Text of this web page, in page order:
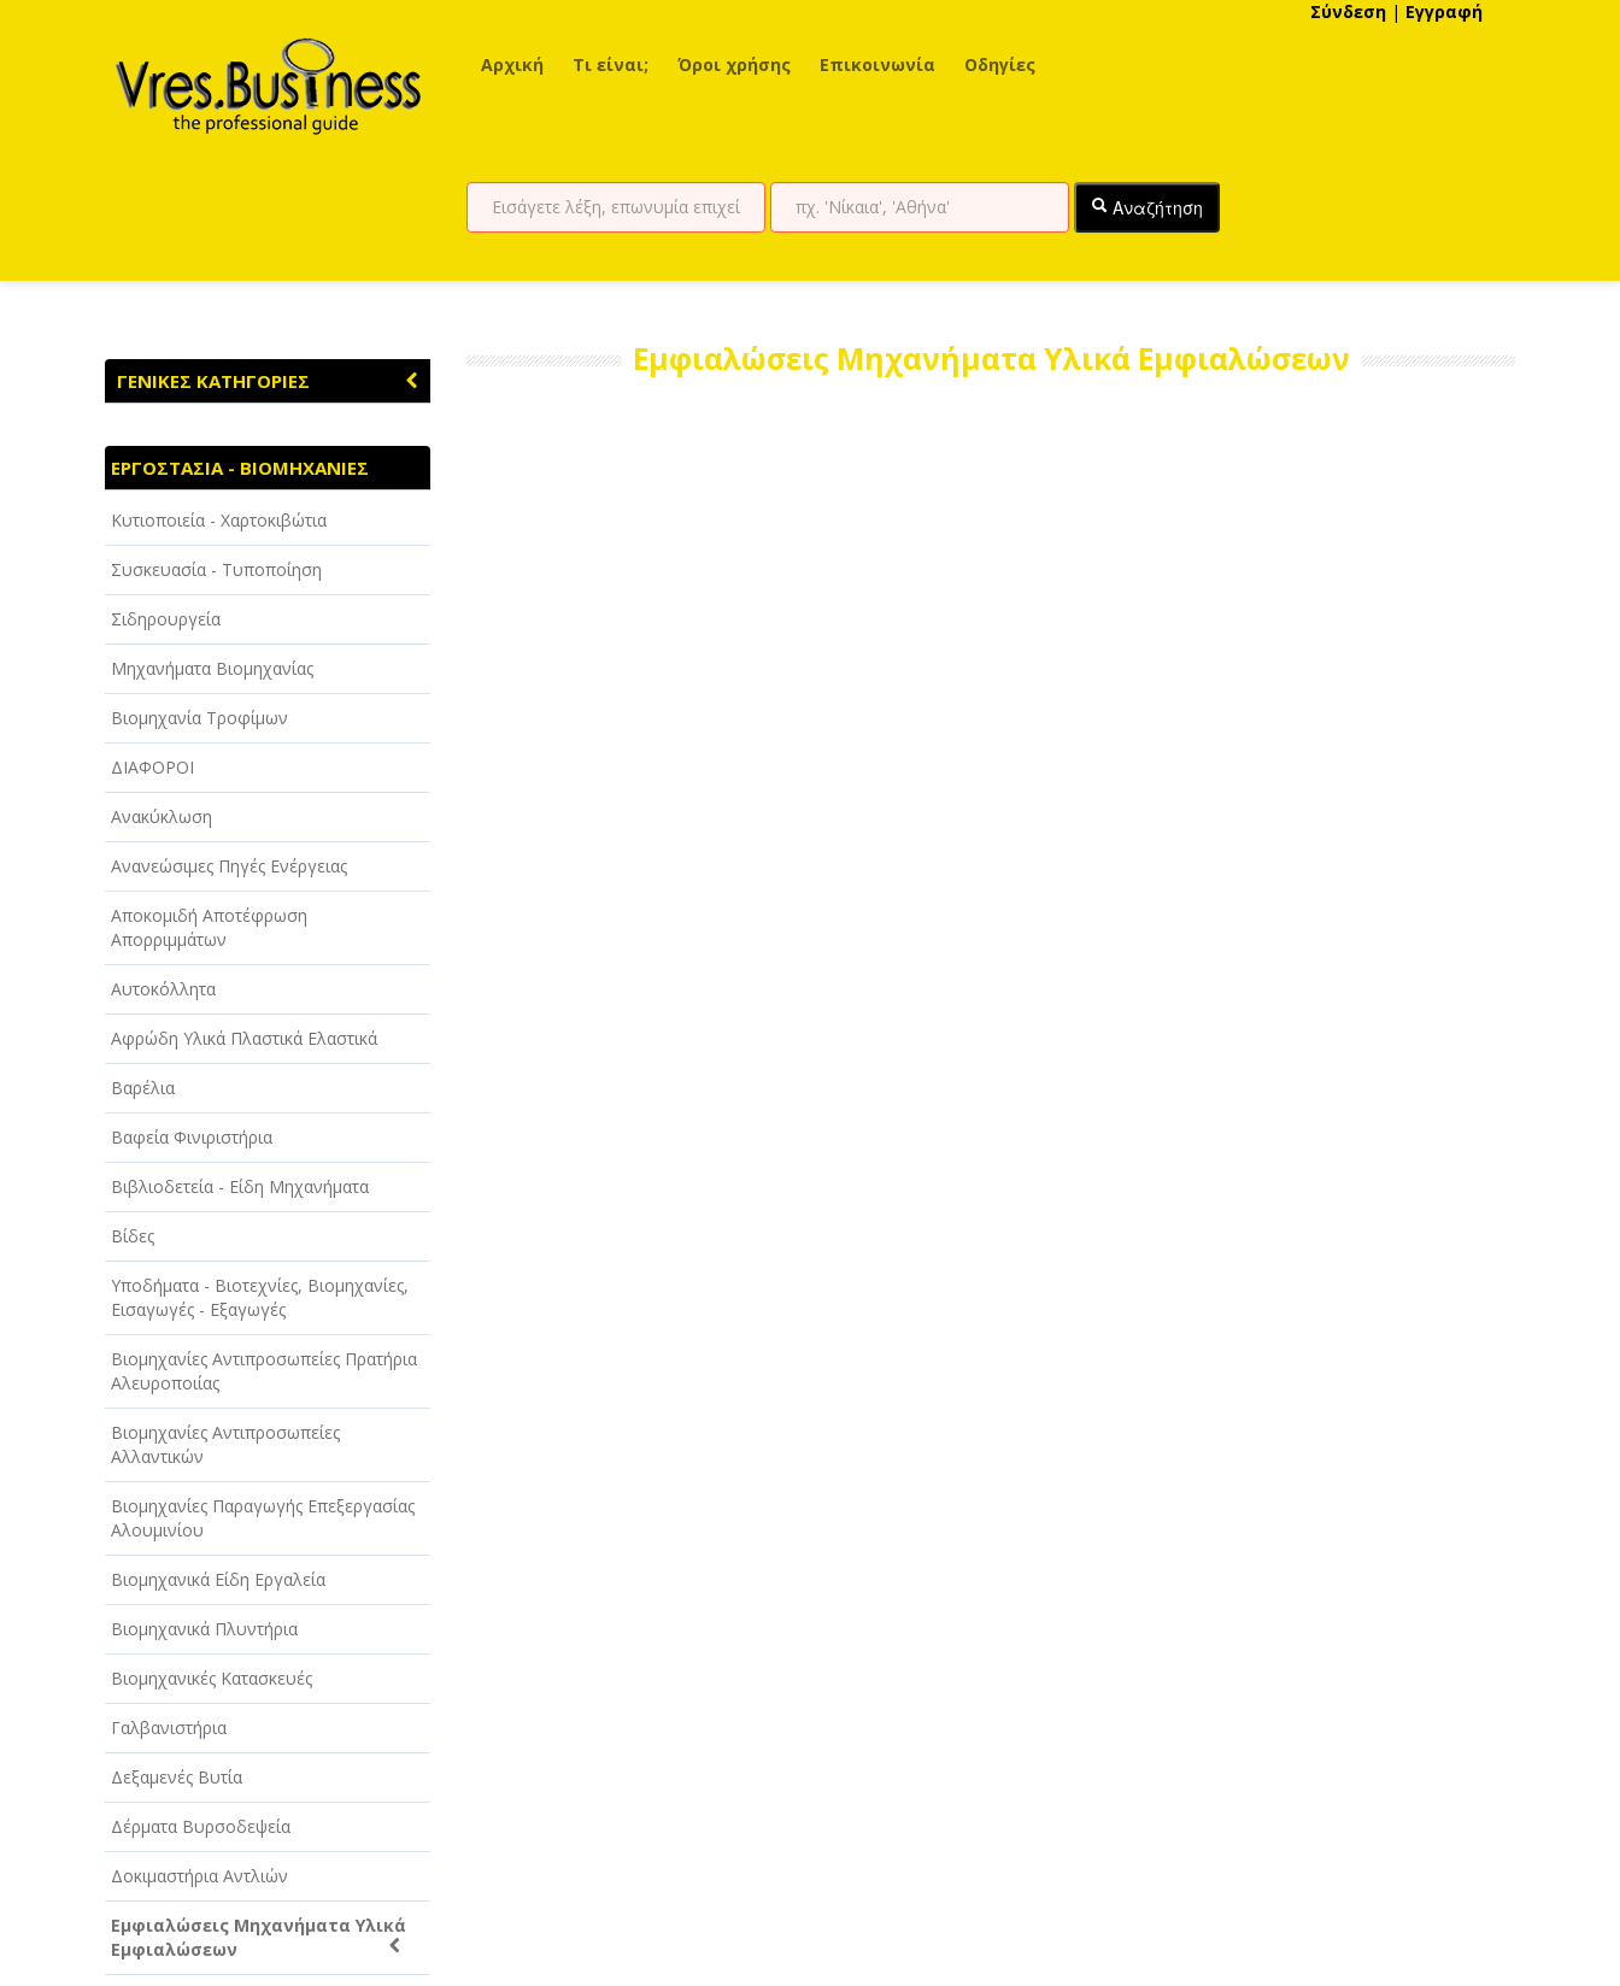
Αρχική Τι είναι; Όροι χρήσης Επικοινωνία Οδηγίες
Σύνδεση | Εγγραφή
Αναζήτηση
ΓΕΝΙΚΕΣ ΚΑΤΗΓΟΡΙΕΣ
ΑΓΡΟΤΙΚΑ - ΚΤΗΝΟΤΡΟΦΙΚΑ
ΑΘΛΗΤΙΣΜΟΣ
ΑΥΤΟΚΙΝΗΤΑ - ΜΗΧΑΝΕΣ - ΣΚΑΦΗ
ΔΙΑΣΚΕΔΑΣΗ - ΨΥΧΑΓΩΓΙΑ - ΤΕΧΝΕΣ
ΔΙΑΦΗΜΙΣΗ - ΜΜΕ
ΕΚΚΛΗΣΙΕΣ - ΦΙΛΑΝΘΡΩΠΙΚΑ
ΣΩΜΑΤΕΙΑ
ΕΚΠΑΙΔΕΥΣΗ - ΣΧΟΛΕΣ
ΕΜΠΟΡΙΟ - ΕΜΠΟΡΙΚΑ ΚΑΤΑΣΤΗΜΑΤΑ
ΕΡΓΟΣΤΑΣΙΑ - ΒΙΟΜΗΧΑΝΙΕΣ
ΞΕΝΟΔΟΧΕΙΑ - ΤΟΥΡΙΣΜΟΣ
ΟΜΟΡΦΙΑ
ΠΑΡΟΧΗ ΥΠΗΡΕΣΙΩΝ
ΤΕΧΝΙΚΑ - ΚΑΤΑΣΚΕΥΑΣΤΙΚΑ
ΤΕΧΝΟΛΟΓΙΑ
ΥΓΕΙΑ - ΙΑΤΡΟΙ
ΦΑΓΗΤΟ
ΕΡΓΟΣΤΑΣΙΑ - ΒΙΟΜΗΧΑΝΙΕΣ
Κυτιοποιεία - Χαρτοκιβώτια
Συσκευασία - Τυποποίηση
Σιδηρουργεία
Μηχανήματα Βιομηχανίας
Βιομηχανία Τροφίμων
ΔΙΑΦΟΡΟΙ
Ανακύκλωση
Ανανεώσιμες Πηγές Ενέργειας
Αποκομιδή Αποτέφρωση
Απορριμμάτων
Αυτοκόλλητα
Αφρώδη Υλικά Πλαστικά Ελαστικά
Βαρέλια
Βαφεία Φινιριστήρια
Βιβλιοδετεία - Είδη Μηχανήματα
Βίδες
Υποδήματα - Βιοτεχνίες, Βιομηχανίες,
Εισαγωγές - Εξαγωγές
Βιομηχανίες Αντιπροσωπείες Πρατήρια
Αλευροποιίας
Βιομηχανίες Αντιπροσωπείες
Αλλαντικών
Βιομηχανίες Παραγωγής Επεξεργασίας
Αλουμινίου
Βιομηχανικά Είδη Εργαλεία
Βιομηχανικά Πλυντήρια
Βιομηχανικές Κατασκευές
Γαλβανιστήρια
Δεξαμενές Βυτία
Δέρματα Βυρσοδεψεία
Δοκιμαστήρια Αντλιών
Εμφιαλώσεις Μηχανήματα Υλικά
Εμφιαλώσεων
Εμφιαλώσεις Μηχανήματα Υλικά Εμφιαλώσεων